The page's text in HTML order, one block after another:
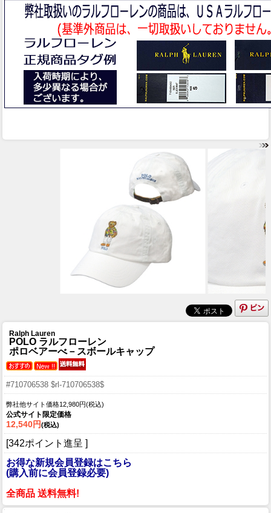
Ralph Lauren
POLO ラルフローレン
ポロベアーべ－スボールキャップ
#710706538 $rl-710706538$
弊社他サイト価格12,980円(税込)
公式サイト限定価格
12,540円(税込)
[342ポイント進呈 ]
お得な新規会員登録はこちら
(購入前に会員登録必要)
全商品 送料無料!